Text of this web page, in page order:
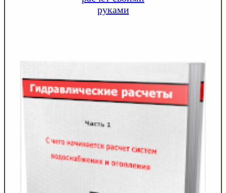
руками